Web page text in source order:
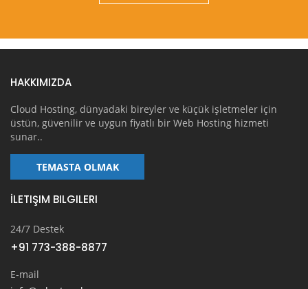
HAKKIMIZDA
Cloud Hosting, dünyadaki bireyler ve küçük işletmeler için
üstün, güvenilir ve uygun fiyatlı bir Web Hosting hizmeti
sunar..
TEMASTA OLMAK
İLETIŞIM BILGILERI
24/7 Destek
+91 773-388-8877
E-mail